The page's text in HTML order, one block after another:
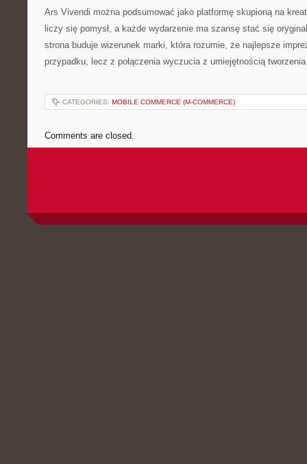
Ars Vivendi można podsumować jako platformę skupioną na
liczy się pomysł, a każde wydarzenie ma szansę stać się
strona buduje wizerunek marki, która rozumie, że najlepsze
przypadku, lecz z połączenia wyczucia z umiejętnością
CATEGORIES: MOBILE COMMERCE (M-COMMERCE)
Comments are closed.